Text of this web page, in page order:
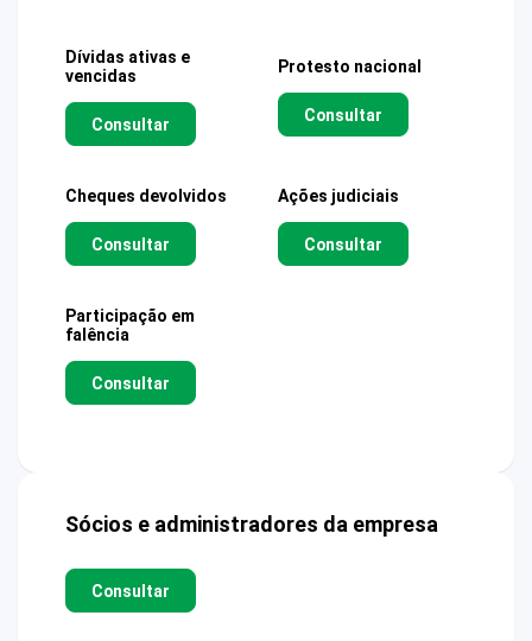
Dívidas ativas e
vencidas
Consultar
Protesto nacional
Consultar
Cheques devolvidos
Consultar
Ações judiciais
Consultar
Participação em
falência
Consultar
Sócios e administradores da empresa
Consultar